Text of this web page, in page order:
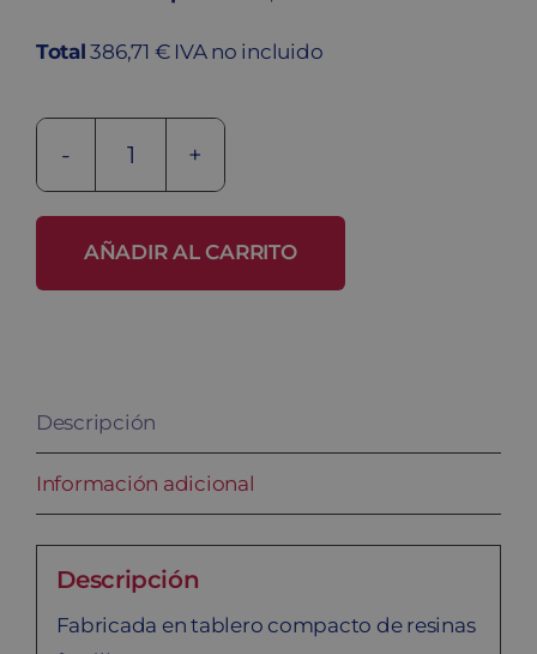
Total 386,71 € IVA no incluido
Taquilla
con
AÑADIR AL CARRITO
Descripción
Información adicional
Descripción
Fabricada en tablero compacto de resinas